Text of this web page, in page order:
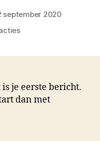
september 2020
op
je eerste bericht.
dan met